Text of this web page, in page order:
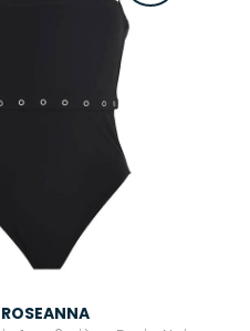
ROSEANNA